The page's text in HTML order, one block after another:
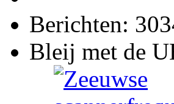
Berichten:
Bleij met de